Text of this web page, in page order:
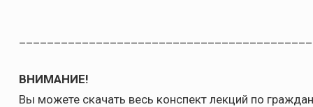
ВНИМАНИЕ!
Вы можете скачать весь конспект лекций по